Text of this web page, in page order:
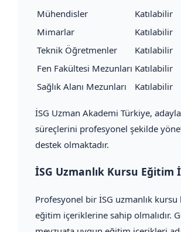
Mühendisler
Katılabilir
Mimarlar
Katılabilir
Teknik Öğretmenler
Katılabilir
Fen Fakültesi Mezunları Katılabilir
Sağlık Alanı Mezunları
Katılabilir
İSG Uzman Akademi Türkiye,
süreçlerini profesyonel şekilde
destek olmaktadır.
İSG Uzmanlık Kursu Eğitim
Profesyonel bir İSG uzmanlık kursu
eğitim içeriklerine sahip olmalıdır.